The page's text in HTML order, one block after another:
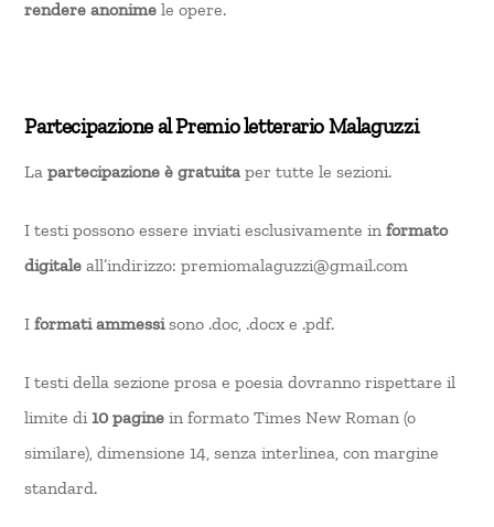
rendere anonime le opere.
Partecipazione al Premio letterario Malaguzzi
Lapartecipazione è gratuita per tutte le sezioni.
I testi possono essere inviati esclusivamente informato
digitale all’indirizzo: premiomalaguzzi@gmail.com
Iformati ammessisono .doc, .docx e .pdf.
I testi della sezione prosa e poesia dovranno rispettare il
limite di10 pagine in formato Times New Roman (o
similare), dimensione 14, senza interlinea, con margine
standard.